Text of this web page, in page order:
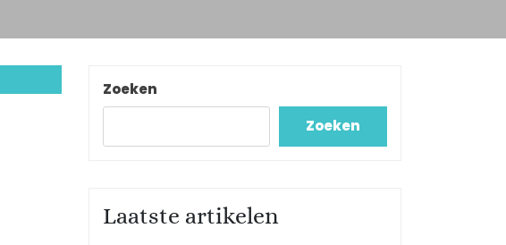
Zoeken
Zoeken
Laatste artikelen